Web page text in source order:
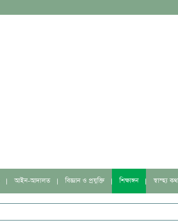
আইন-আদালত বিজ্ঞান ও প্রযুক্তি শিক্ষাঙ্গন স্বাস্হ্য